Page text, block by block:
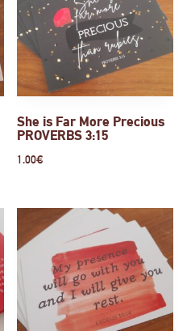
She is Far More Precious
PROVERBS 3:15
1.00€